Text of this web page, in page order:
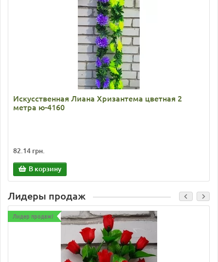
Искусственная Лиана Хризантема цветная 2
метра ю-4160
82.14 грн.
В корзину
Лидеры продаж
Лидер продаж!